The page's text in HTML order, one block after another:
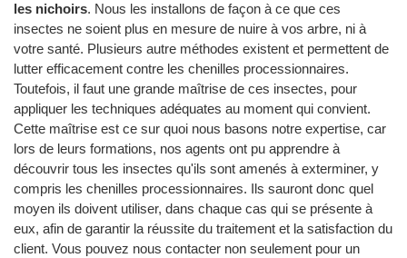
les nichoirs. Nous les installons de façon à ce que ces
insectes ne soient plus en mesure de nuire à vos arbre, ni à
votre santé. Plusieurs autre méthodes existent et permettent de
lutter efficacement contre les chenilles processionnaires.
Toutefois, il faut une grande maîtrise de ces insectes, pour
appliquer les techniques adéquates au moment qui convient.
Cette maîtrise est ce sur quoi nous basons notre expertise, car
lors de leurs formations, nos agents ont pu apprendre à
découvrir tous les insectes qu'ils sont amenés à exterminer, y
compris les chenilles processionnaires. Ils sauront donc quel
moyen ils doivent utiliser, dans chaque cas qui se présente à
eux, afin de garantir la réussite du traitement et la satisfaction du
client. Vous pouvez nous contacter non seulement pour un